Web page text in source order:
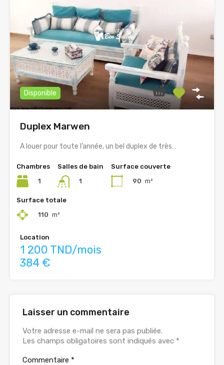
Disponible
Duplex Marwen
A louer pour toute l’année, un bel duplex de très…
Chambres
1
Salles de bain
1
Surface couverte
90 m²
Surface totale
110 m²
Location
1 200 TND/mois
384 €
Laisser un commentaire
Votre adresse e-mail ne sera pas publiée.
Les champs obligatoires sont indiqués avec *
Commentaire *